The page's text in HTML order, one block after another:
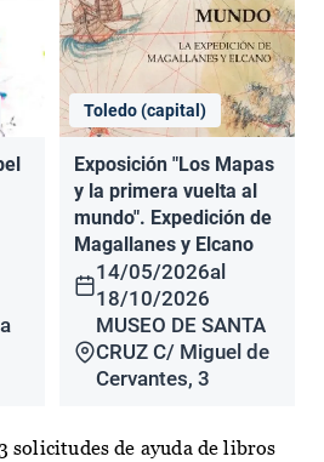
Toledo (capital)
Exposición "Los Mapas
y la primera vuelta al
mundo". Expedición de
Magallanes y Elcano
14/05/2026al
18/10/2026
MUSEO DE SANTA
CRUZ C/ Miguel de
Cervantes, 3
solicitudes de ayuda de libros